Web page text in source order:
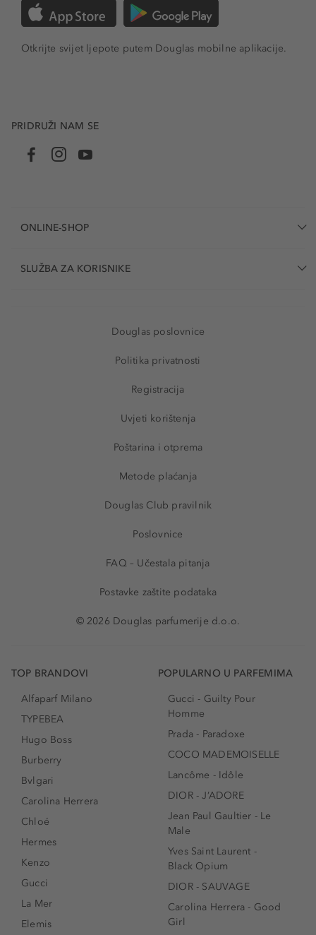
Otkrijte svijet ljepote putem Douglas mobilne aplikacije.
PRIDRUŽI NAM SE
ONLINE-SHOP
SLUŽBA ZA KORISNIKE
Douglas poslovnice
Politika privatnosti
Registracija
Uvjeti korištenja
Poštarina i otprema
Metode plaćanja
Douglas Club pravilnik
Poslovnice
FAQ – Učestala pitanja
Postavke zaštite podataka
© 2026 Douglas parfumerije d.o.o.
TOP BRANDOVI
Alfaparf Milano
TYPEBEA
Hugo Boss
Burberry
Bvlgari
Carolina Herrera
Chloé
Hermes
Kenzo
Gucci
La Mer
Elemis
POPULARNO U PARFEMIMA
Gucci - Guilty Pour
Homme
Prada - Paradoxe
COCO MADEMOISELLE
Lancôme - Idôle
DIOR - J’ADORE
Jean Paul Gaultier - Le
Male
Yves Saint Laurent -
Black Opium
DIOR - SAUVAGE
Carolina Herrera - Good
Girl